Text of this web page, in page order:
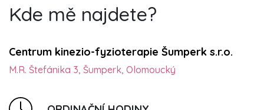
Kde mě najdete?
Centrum kinezio-fyzioterapie Šumperk s.r.o.
M.R. Štefánika 3, Šumperk, Olomoucký